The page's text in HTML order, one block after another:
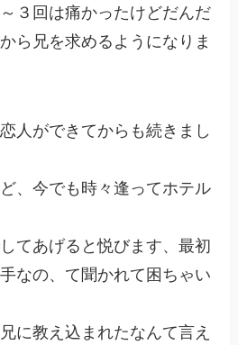
３回は痛かったけどだんだ
ら兄を求めるようになりま
人ができてからも続きまし
、今でも時々逢ってホテル
てあげると悦びます、最初
なの、て聞かれて困ちゃい
に教え込まれたなんて言え